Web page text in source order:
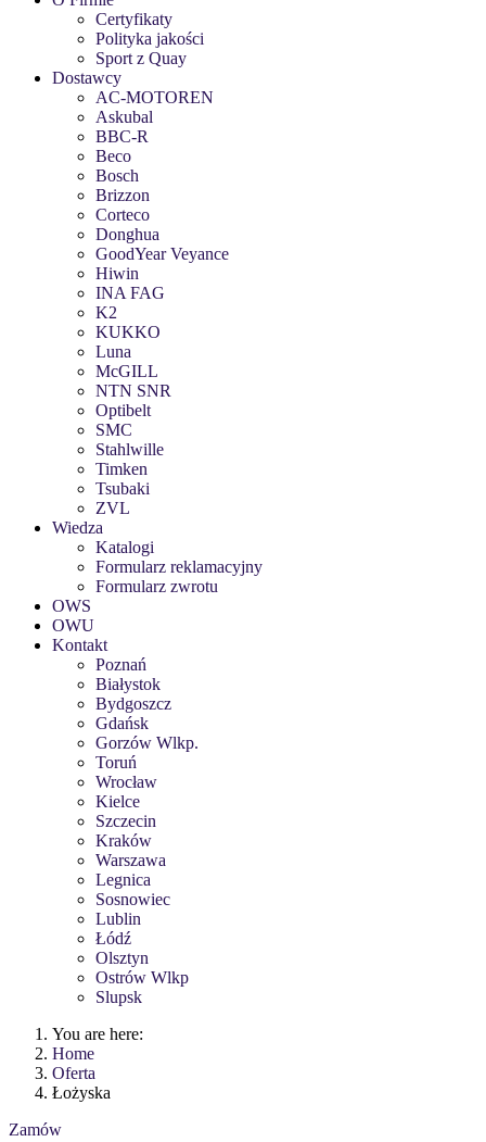
Certyfikaty
Polityka jakości
Sport z Quay
Dostawcy
AC-MOTOREN
Askubal
BBC-R
Beco
Bosch
Brizzon
Corteco
Donghua
GoodYear Veyance
Hiwin
INA FAG
K2
KUKKO
Luna
McGILL
NTN SNR
Optibelt
SMC
Stahlwille
Timken
Tsubaki
ZVL
Wiedza
Katalogi
Formularz reklamacyjny
Formularz zwrotu
OWS
OWU
Kontakt
Poznań
Białystok
Bydgoszcz
Gdańsk
Gorzów Wlkp.
Toruń
Wrocław
Kielce
Szczecin
Kraków
Warszawa
Legnica
Sosnowiec
Lublin
Łódź
Olsztyn
Ostrów Wlkp
Slupsk
You are here:
Home
Oferta
Łożyska
Zamów